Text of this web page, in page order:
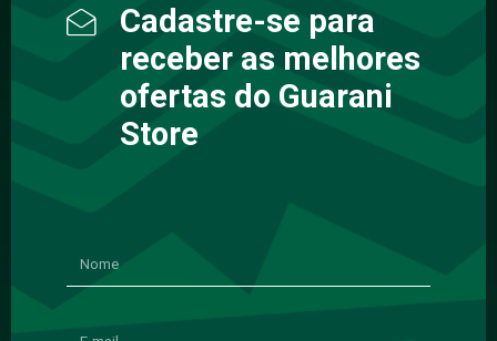
Cadastre-se para
receber as melhores
ofertas do Guarani
Store